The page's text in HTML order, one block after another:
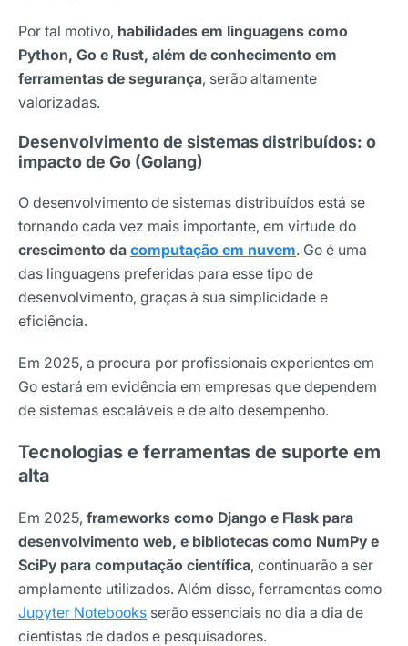
Por tal motivo, habilidades em linguagens como
Python, Go e Rust, além de conhecimento em
ferramentas de segurança, serão altamente
valorizadas.
Desenvolvimento de sistemas distribuídos: o
impacto de Go (Golang)
O desenvolvimento de sistemas distribuídos está se
tornando cada vez mais importante, em virtude do
crescimento da computação em nuvem. Go é uma
das linguagens preferidas para esse tipo de
desenvolvimento, graças à sua simplicidade e
eficiência.
Em 2025, a procura por profissionais experientes em
Go estará em evidência em empresas que dependem
de sistemas escaláveis e de alto desempenho.
Tecnologias e ferramentas de suporte em
alta
Em 2025, frameworks como Django e Flask para
desenvolvimento web, e bibliotecas como NumPy e
SciPy para computação científica, continuarão a ser
amplamente utilizados. Além disso, ferramentas como
Jupyter Notebooks serão essenciais no dia a dia de
cientistas de dados e pesquisadores.